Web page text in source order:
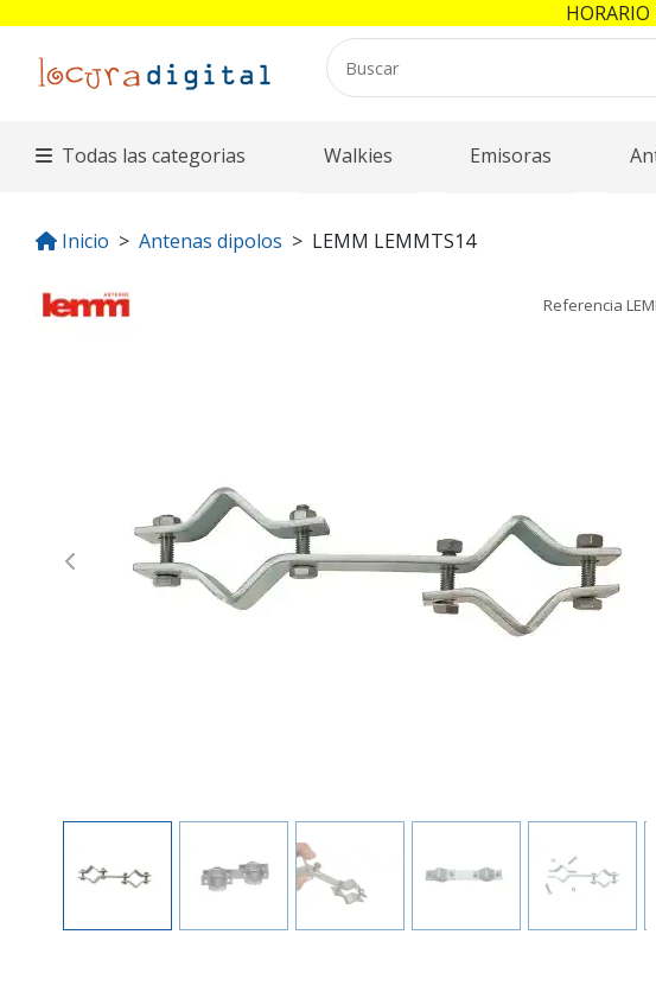
Todas las categorias Walkies Emisoras
Inicio Antenas dipolos LEMM LEMMTS14
Referencia
Previous
HORARIO